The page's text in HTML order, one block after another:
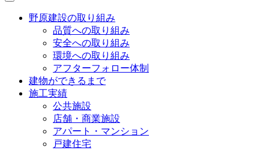
野原建設の取り組み
品質への取り組み
安全への取り組み
環境への取り組み
アフターフォロー体制
建物ができるまで
施工実績
公共施設
店舗・商業施設
アパート・マンション
戸建住宅